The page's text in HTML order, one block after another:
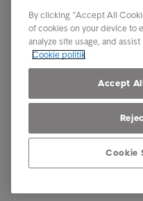
Rapporter &
Om Intrum
By clicking “Accept All
of cookies on your device to
analyze site usage, and
Cookie politik
Accept
Cookie